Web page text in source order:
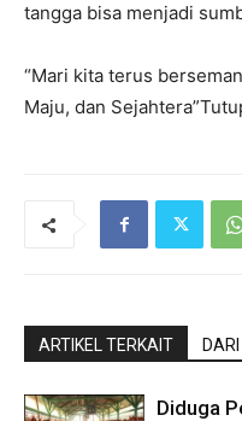
tangga bisa menjadi
“Mari kita terus
Maju, dan
ARTIKEL TERKAIT
Diduga